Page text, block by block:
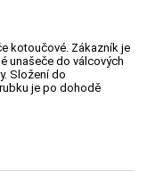
kotoučové. Zákazník je
unašeče do válcových
Složení do
je po dohodě